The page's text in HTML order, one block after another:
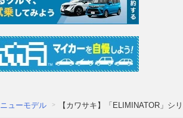
ニューモデル 【カワサキ】「ELIMINATOR」シ